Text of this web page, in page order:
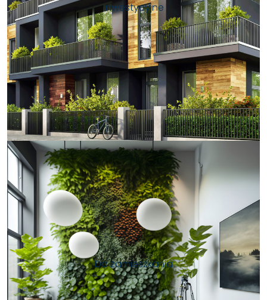
Inwestycyjne
Do zamieszkania